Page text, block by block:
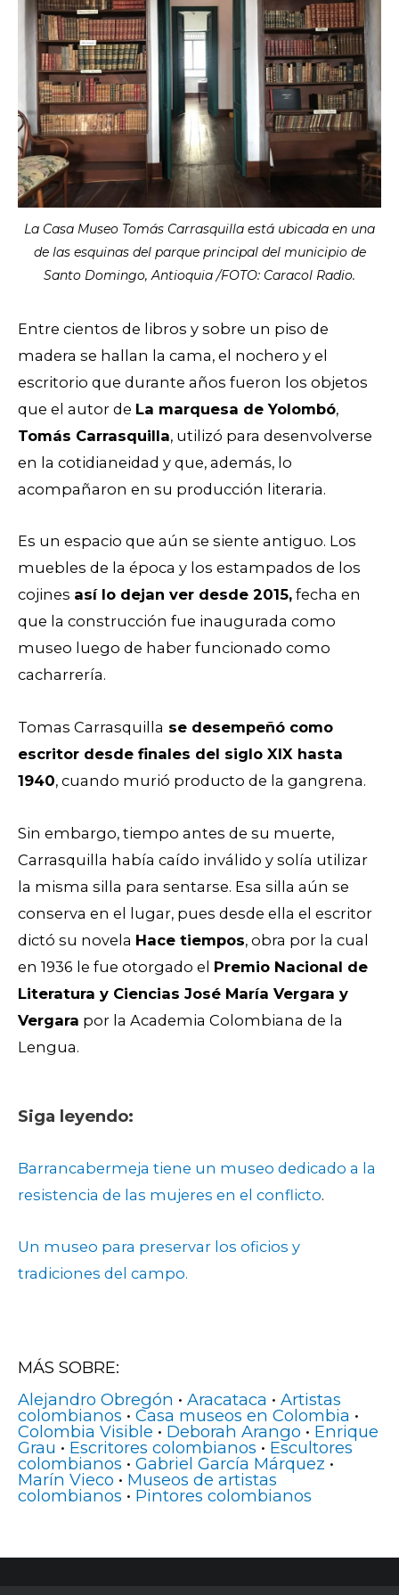
La Casa Museo Tomás Carrasquilla está ubicada en una
de las esquinas del parque principal del municipio de
Santo Domingo, Antioquia /FOTO: Caracol Radio.
Entre cientos de libros y sobre un piso de
madera se hallan la cama, el nochero y el
escritorio que durante años fueron los objetos
que el autor de La marquesa de Yolombó,
Tomás Carrasquilla, utilizó para desenvolverse
en la cotidianeidad y que, además, lo
acompañaron en su producción literaria.
Es un espacio que aún se siente antiguo. Los
muebles de la época y los estampados de los
cojines así lo dejan ver desde 2015, fecha en
que la construcción fue inaugurada como
museo luego de haber funcionado como
cacharrería.
Tomas Carrasquilla se desempeñó como
escritor desde finales del siglo XIX hasta
1940, cuando murió producto de la gangrena.
Sin embargo, tiempo antes de su muerte,
Carrasquilla había caído inválido y solía utilizar
la misma silla para sentarse. Esa silla aún se
conserva en el lugar, pues desde ella el escritor
dictó su novela Hace tiempos, obra por la cual
en 1936 le fue otorgado el Premio Nacional de
Literatura y Ciencias José María Vergara y
Vergara por la Academia Colombiana de la
Lengua.
Siga leyendo:
Barrancabermeja tiene un museo dedicado a la
resistencia de las mujeres en el conflicto.
Un museo para preservar los oficios y
tradiciones del campo.
MÁS SOBRE:
Alejandro Obregón • Aracataca • Artistas
colombianos • Casa museos en Colombia •
Colombia Visible • Deborah Arango • Enrique
Grau • Escritores colombianos • Escultores
colombianos • Gabriel García Márquez •
Marín Vieco • Museos de artistas
colombianos • Pintores colombianos